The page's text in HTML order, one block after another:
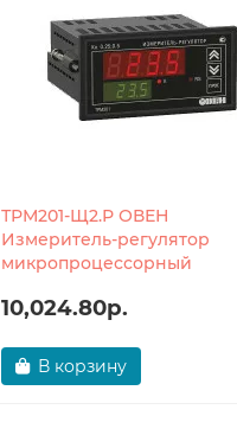
ТРМ201-Щ2.Р ОВЕН
Измеритель-регулятор
микропроцессорный
10,024.80р.
В корзину